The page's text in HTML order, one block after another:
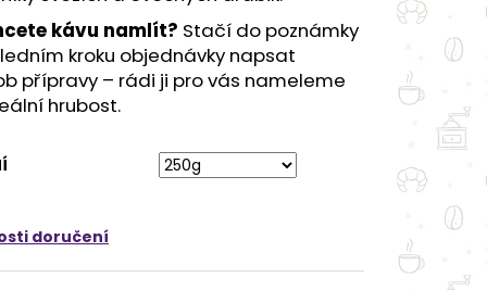
kávu namlít? Stačí do poznámky
kroku objednávky napsat
přípravy – rádi ji pro vás nameleme
hrubost.
doručení